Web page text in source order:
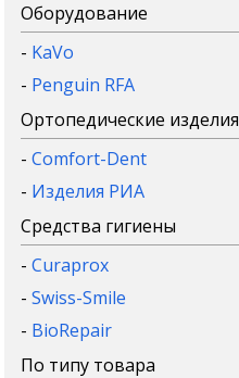
Оборудование
- KaVo
- Penguin RFA
Ортопедические изделия
-Comfort-Dent
- Изделия РИА
Средства гигиены
-Curaprox
-Swiss-Smile
- BioRepair
По типу товара